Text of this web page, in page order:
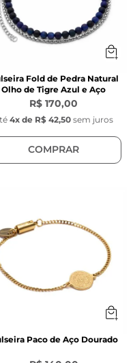
Fold de Pedra Natural
Olho de Tigre Azul e Aço
R$ 170,00
4x de R$ 42,50 sem juros
COMPRAR
Paco de Aço Dourado